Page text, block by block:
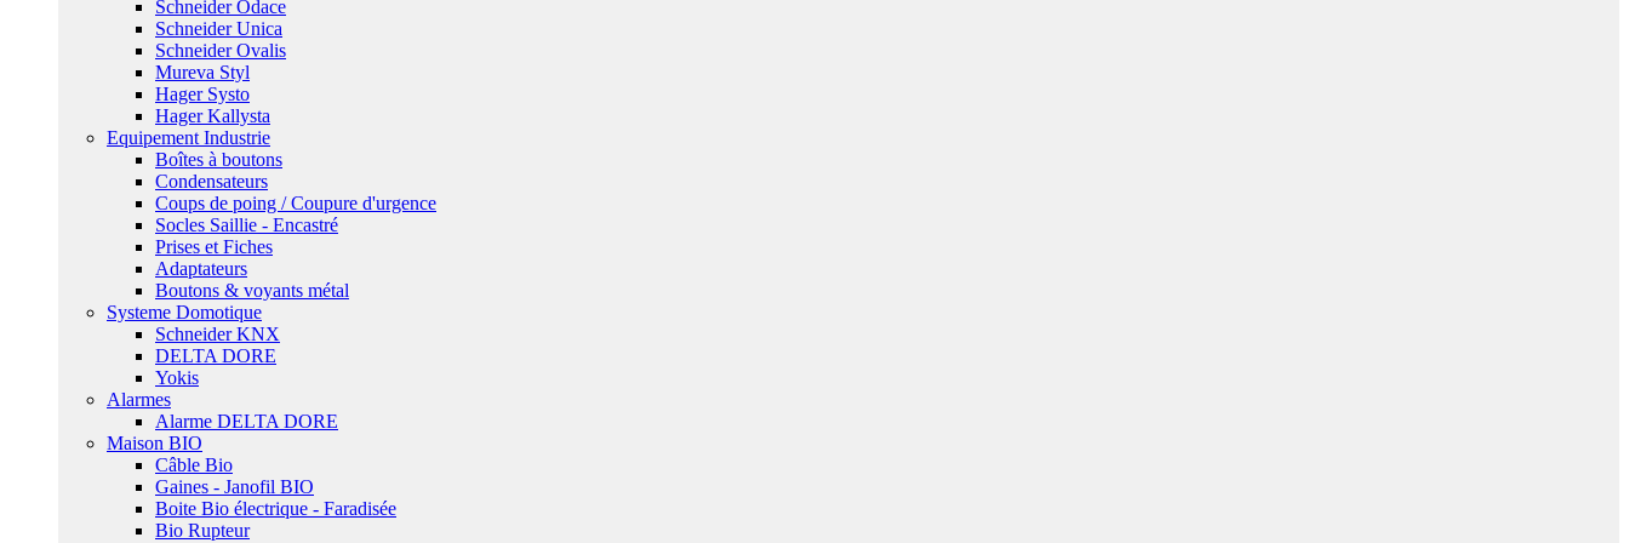
Schneider Odace
Schneider Unica
Schneider Ovalis
Mureva Styl
Hager Systo
Hager Kallysta
Equipement Industrie
Boîtes à boutons
Condensateurs
Coups de poing / Coupure d'urgence
Socles Saillie - Encastré
Prises et Fiches
Adaptateurs
Boutons & voyants métal
Systeme Domotique
Schneider KNX
DELTA DORE
Yokis
Alarmes
Alarme DELTA DORE
Maison BIO
Câble Bio
Gaines - Janofil BIO
Boite Bio électrique - Faradisée
Bio Rupteur